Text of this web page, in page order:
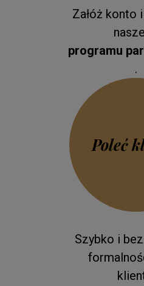
Załóż konto
programu
.
Poleć
Szybko i